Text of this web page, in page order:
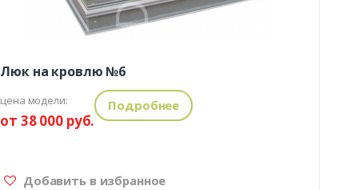
Люк на кровлю №6
цена модели:
от 38 000 руб.
Подробнее
Добавить в избранное